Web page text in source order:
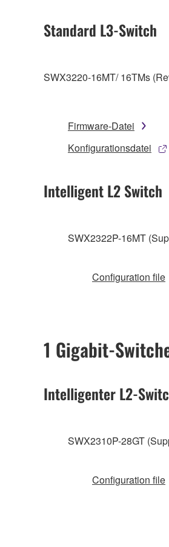
Standard L3-Switch
SWX3220-16MT/ 16TMs
Firmware-Datei
Konfigurationsdatei
Intelligent L2 Switch
SWX2322P-16MT
Configuration file
1 Gigabit-
Intelligenter L2-
SWX2310P-28GT
Configuration file